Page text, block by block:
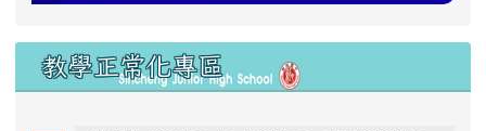
教學正常化專區